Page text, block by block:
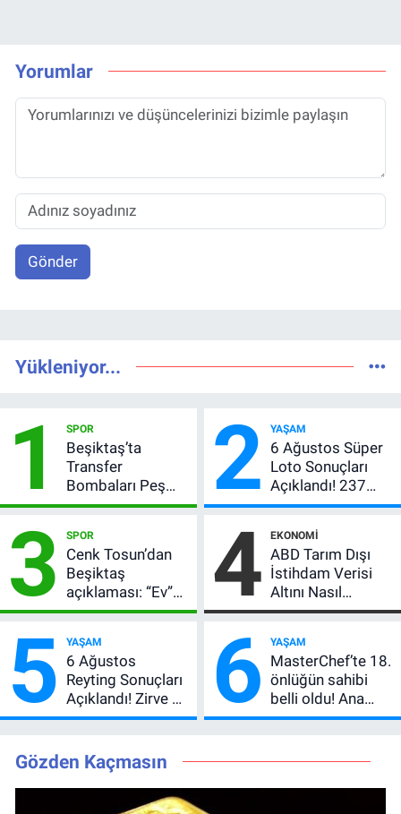
Yorumlar
Gönder
Yükleniyor...
1 SPOR
Beşiktaş’ta
Transfer
Bombaları Peş
Peşe! Adalı
Açıkladı, 5 Yıldız
Daha Listede
2 YAŞAM
6 Ağustos Süper
Loto Sonuçları
Açıklandı! 237
Milyon TL’lik
3 SPOR
Cenk Tosun’dan
Beşiktaş
açıklaması: “Ev”
dedi, asıl mesajı
verdi
4 EKONOMI
ABD Tarım Dışı
İstihdam Verisi
Altını Nasıl
Etkiler? Çok Basit
5 YAŞAM
6 Ağustos
Reyting Sonuçları
Açıklandı! Zirve El
Değiştirdi:
MasterChef'i
Geride Bıraktı
6 YAŞAM
MasterChef’te 18.
önlüğün sahibi
belli oldu! Ana
kadroya giren
Gözden Kaçmasın